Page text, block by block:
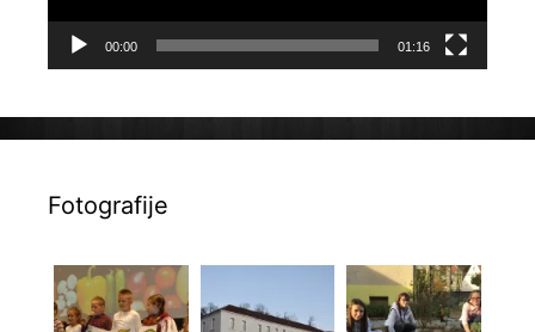
00:00 01:16
Fotografije